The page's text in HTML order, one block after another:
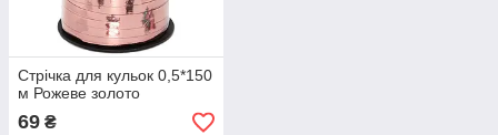
Стрічка для кульок 0,5*150
м Рожеве золото
69 ₴